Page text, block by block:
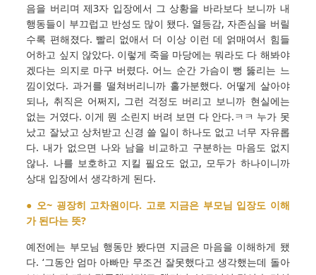
음을 버리며 제3자 입장에서 그 상황을 바라보다 보니까 내
행동들이 부끄럽고 반성도 많이 됐다. 열등감, 자존심을 버릴
수록 편해졌다. 빨리 없애서 더 이상 이런 데 얽매여서 힘들
어하고 싶지 않았다. 이렇게 죽을 마당에는 뭐라도 다 해봐야
겠다는 의지로 마구 버렸다. 어느 순간 가슴이 뻥 뚫리는 느
낌이었다. 과거를 떨쳐버리니까 홀가분했다. 어떻게 살아야
되나, 취직은 어쩌지, 그런 걱정도 버리고 보니까 현실에는
없는 거였다. 이게 뭔 소린지 버려 보면 다 안다.ㅋㅋ 누가 못
났고 잘났고 상처받고 신경 쓸 일이 하나도 없고 너무 자유롭
다. 내가 없으면 나와 남을 비교하고 구분하는 마음도 없지
않나. 나를 보호하고 지킬 필요도 없고, 모두가 하나이니까
상대 입장에서 생각하게 된다.
● 오~ 굉장히 고차원이다. 고로 지금은 부모님 입장도 이해
가 된다는 뜻?
예전에는 부모님 행동만 봤다면 지금은 마음을 이해하게 됐
다. ‘그동안 엄마 아빠만 무조건 잘못했다고 생각했는데 돌아